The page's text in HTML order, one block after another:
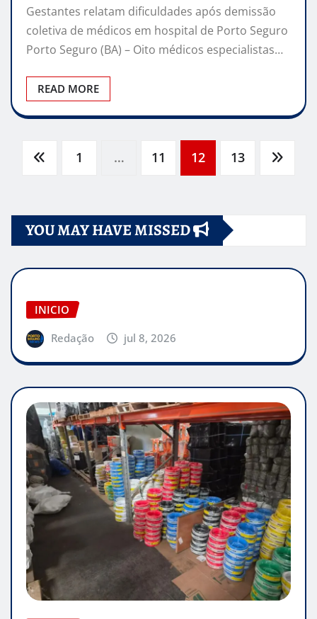
Gestantes relatam dificuldades após demissão
coletiva de médicos em hospital de Porto Seguro
Porto Seguro (BA) – Oito médicos especialistas…
READ MORE
Paginação
posts
1 … 11 12 13
YOU MAY HAVE MISSED
INICIO
Redação
jul 8, 2026